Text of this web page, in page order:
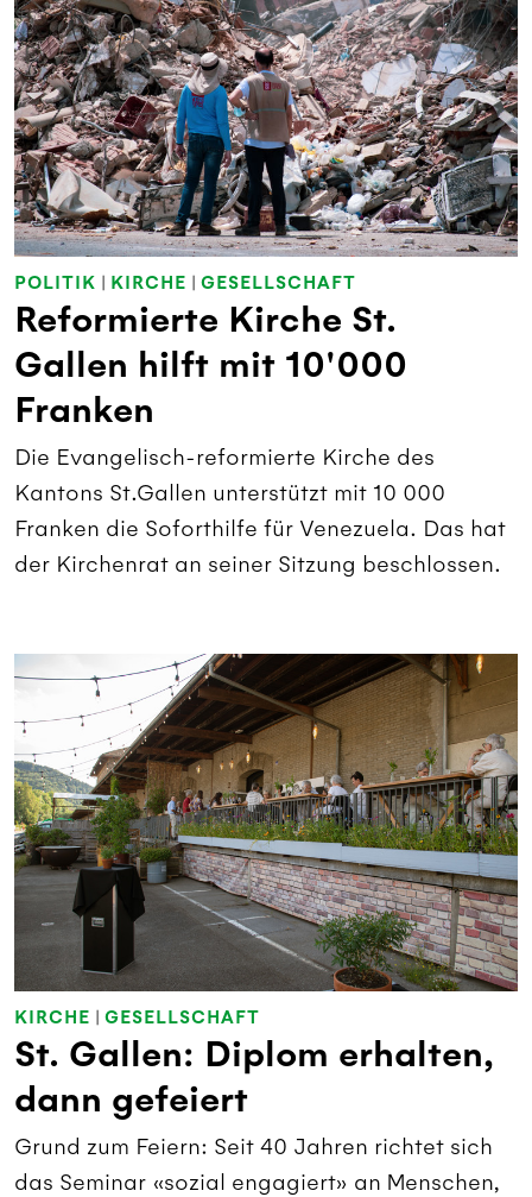
POLITIK | KIRCHE | GESELLSCHAFT
Reformierte Kirche St.
Gallen hilft mit 10'000
Franken
Die Evangelisch-reformierte Kirche des
Kantons St.Gallen unterstützt mit 10 000
Franken die Soforthilfe für Venezuela. Das hat
der Kirchenrat an seiner Sitzung beschlossen.
KIRCHE | GESELLSCHAFT
St. Gallen: Diplom erhalten,
dann gefeiert
Grund zum Feiern: Seit 40 Jahren richtet sich
das Seminar «sozial engagiert» an Menschen,